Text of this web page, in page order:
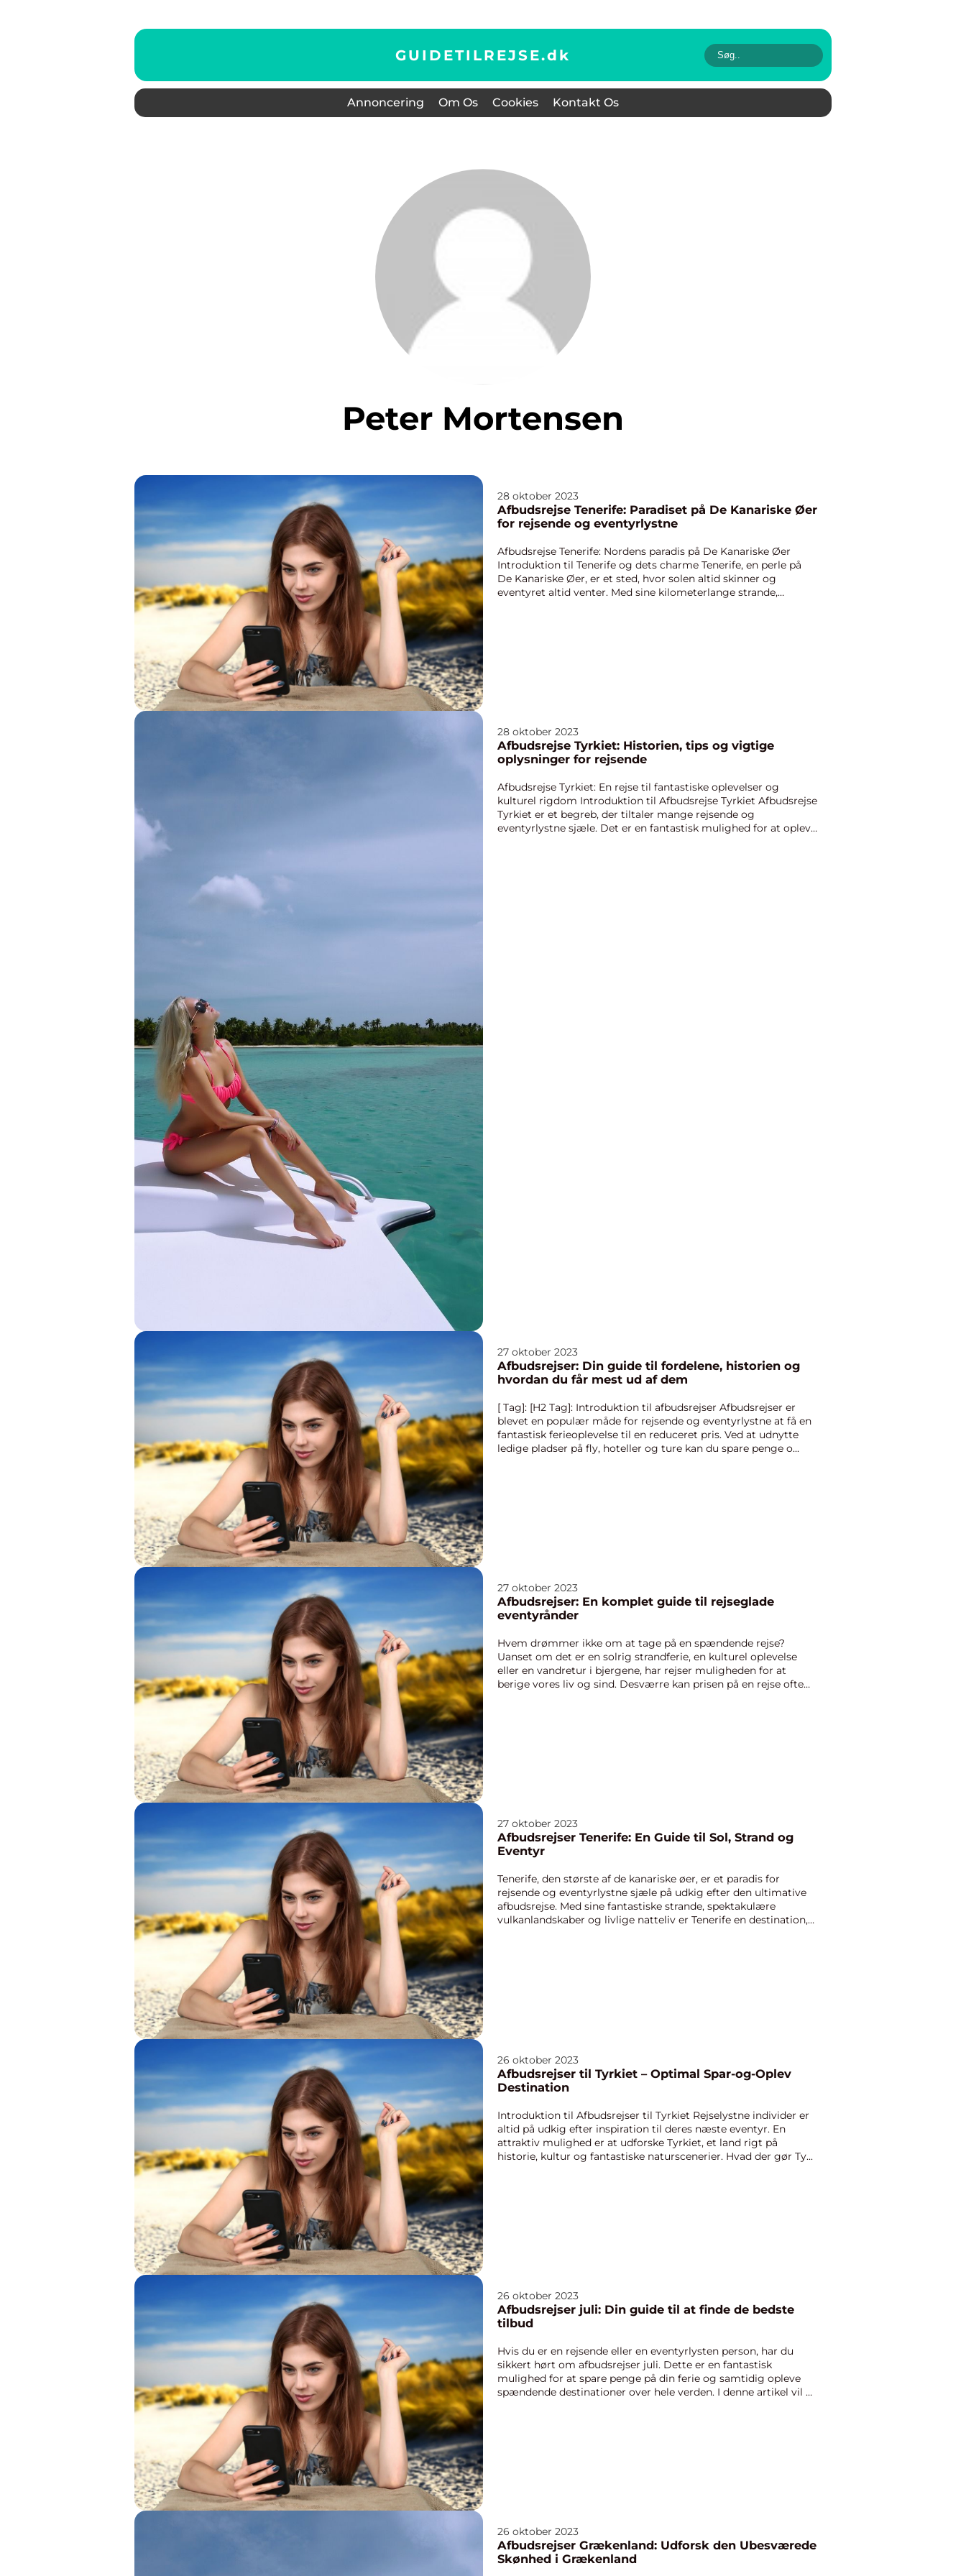
GUIDETILREJSE.dk
Annoncering Om Os Cookies Kontakt Os
Peter Mortensen
28 oktober 2023
Afbudsrejse Tenerife: Paradiset på De Kanariske Øer
for rejsende og eventyrlystne
Afbudsrejse Tenerife: Nordens paradis på De Kanariske Øer
Introduktion til Tenerife og dets charme Tenerife, en perle på
De Kanariske Øer, er et sted, hvor solen altid skinner og
eventyret altid venter. Med sine kilometerlange strande,
28 oktober 2023
Afbudsrejse Tyrkiet: Historien, tips og vigtige
oplysninger for rejsende
Afbudsrejse Tyrkiet: En rejse til fantastiske oplevelser og
kulturel rigdom Introduktion til Afbudsrejse Tyrkiet Afbudsrejse
Tyrkiet er et begreb, der tiltaler mange rejsende og
eventyrlystne sjæle. Det er en fantastisk mulighed for at opleve
27 oktober 2023
Afbudsrejser: Din guide til fordelene, historien og
hvordan du får mest ud af dem
[ Tag]: [H2 Tag]: Introduktion til afbudsrejser Afbudsrejser er
blevet en populær måde for rejsende og eventyrlystne at få en
fantastisk ferieoplevelse til en reduceret pris. Ved at udnytte
ledige pladser på fly, hoteller og ture kan du spare penge o...
27 oktober 2023
Afbudsrejser: En komplet guide til rejseglade
eventyrånder
Hvem drømmer ikke om at tage på en spændende rejse?
Uanset om det er en solrig strandferie, en kulturel oplevelse
eller en vandretur i bjergene, har rejser muligheden for at
berige vores liv og sind. Desværre kan prisen på en rejse ofte
27 oktober 2023
Afbudsrejser Tenerife: En Guide til Sol, Strand og
Eventyr
Tenerife, den største af de kanariske øer, er et paradis for
rejsende og eventyrlystne sjæle på udkig efter den ultimative
afbudsrejse. Med sine fantastiske strande, spektakulære
vulkanlandskaber og livlige natteliv er Tenerife en destination,
26 oktober 2023
Afbudsrejser til Tyrkiet – Optimal Spar-og-Oplev
Destination
Introduktion til Afbudsrejser til Tyrkiet Rejselystne individer er
altid på udkig efter inspiration til deres næste eventyr. En
attraktiv mulighed er at udforske Tyrkiet, et land rigt på
historie, kultur og fantastiske naturscenerier. Hvad der gør Ty...
26 oktober 2023
Afbudsrejser juli: Din guide til at finde de bedste
tilbud
Hvis du er en rejsende eller en eventyrlysten person, har du
sikkert hørt om afbudsrejser juli. Dette er en fantastisk
mulighed for at spare penge på din ferie og samtidig opleve
spændende destinationer over hele verden. I denne artikel vil vi
26 oktober 2023
Afbudsrejser Grækenland: Udforsk den Ubesværede
Skønhed i Grækenland